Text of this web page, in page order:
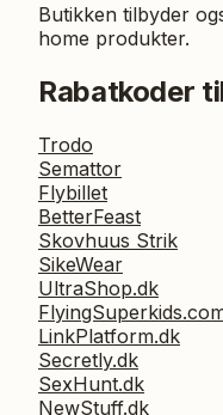
Butikken tilbyder
home produkter.
Rabatkoder
Trodo
Semattor
Flybillet
BetterFeast
Skovhuus Strik
SikeWear
UltraShop.dk
LinkPlatform.dk
Secretly.dk
SexHunt.dk
NewStuff.dk